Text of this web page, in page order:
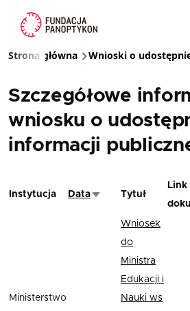
Ścieżka nawigacyjna
Strona główna Wnioski o
Szczegółowe
wniosku o
informacji
Instytucja DataSortuj rosnąco
Tytuł
Link
Ministerstwo
Wniosek
do
Ministra
Edukacji i
Nauki ws